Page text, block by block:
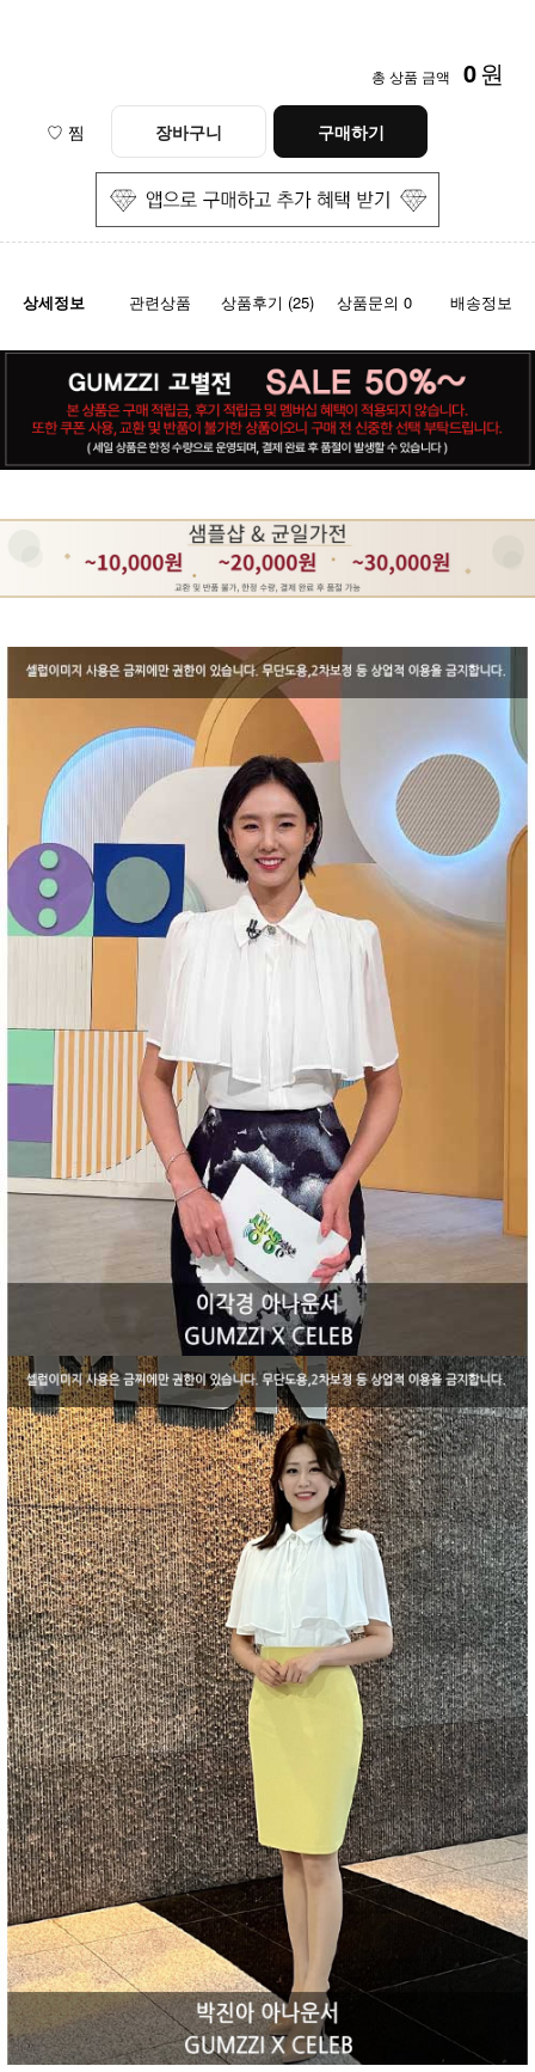
총 상품 금액 0원
♡ 찜 장바구니 구매하기
상세정보 관련상품 상품후기 (25) 상품문의 0 배송정보